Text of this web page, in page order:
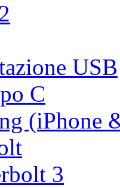
USB
C
(iPhone
3